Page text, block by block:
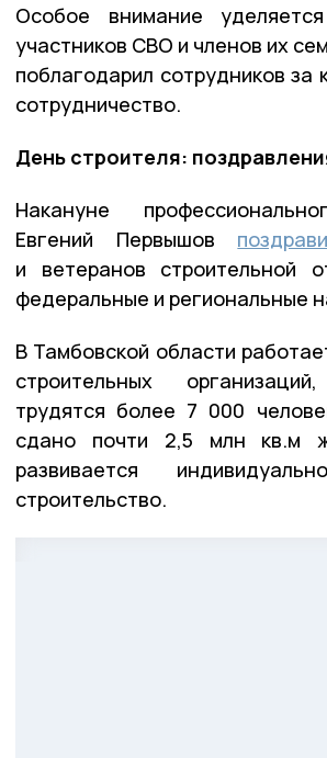
Особое внимание
участников СВО и членов их
поблагодарил сотрудников за
сотрудничество.
День строителя:
Накануне
Евгений Первышов
и ветеранов строительной
федеральные и региональные
В Тамбовской области
строительных
трудятся более 7 000
сдано почти 2,5 млн кв.м
развивается
строительство.